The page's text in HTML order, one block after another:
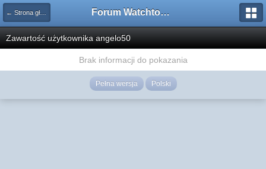
← Strona główna Forum Watchtower
Zawartość użytkownika angelo50
Brak informacji do pokazania
Pełna wersja Polski